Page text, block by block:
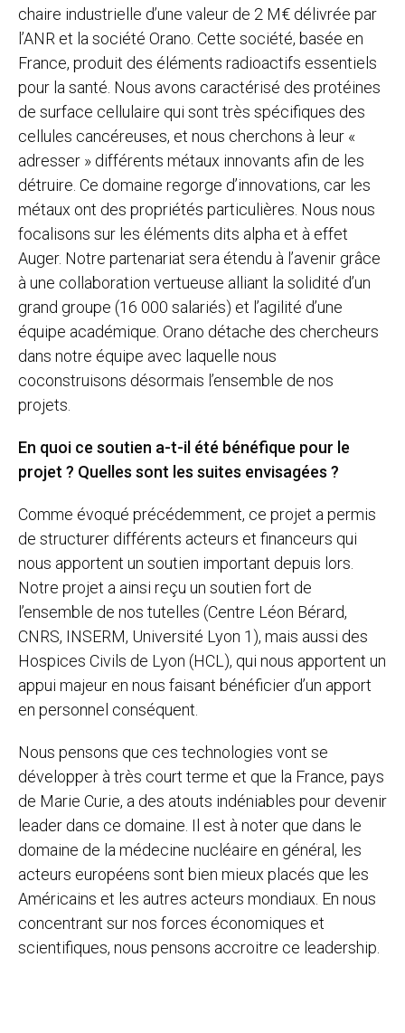
chaire industrielle d’une valeur de 2 M€ délivrée par
l’ANR et la société Orano. Cette société, basée en
France, produit des éléments radioactifs essentiels
pour la santé. Nous avons caractérisé des protéines
de surface cellulaire qui sont très spécifiques des
cellules cancéreuses, et nous cherchons à leur «
adresser » différents métaux innovants afin de les
détruire. Ce domaine regorge d’innovations, car les
métaux ont des propriétés particulières. Nous nous
focalisons sur les éléments dits alpha et à effet
Auger. Notre partenariat sera étendu à l’avenir grâce
à une collaboration vertueuse alliant la solidité d’un
grand groupe (16 000 salariés) et l’agilité d’une
équipe académique. Orano détache des chercheurs
dans notre équipe avec laquelle nous
coconstruisons désormais l’ensemble de nos
projets.
En quoi ce soutien a-t-il été bénéfique pour le
projet ? Quelles sont les suites envisagées ?
Comme évoqué précédemment, ce projet a permis
de structurer différents acteurs et financeurs qui
nous apportent un soutien important depuis lors.
Notre projet a ainsi reçu un soutien fort de
l’ensemble de nos tutelles (Centre Léon Bérard,
CNRS, INSERM, Université Lyon 1), mais aussi des
Hospices Civils de Lyon (HCL), qui nous apportent un
appui majeur en nous faisant bénéficier d’un apport
en personnel conséquent.
Nous pensons que ces technologies vont se
développer à très court terme et que la France, pays
de Marie Curie, a des atouts indéniables pour devenir
leader dans ce domaine. Il est à noter que dans le
domaine de la médecine nucléaire en général, les
acteurs européens sont bien mieux placés que les
Américains et les autres acteurs mondiaux. En nous
concentrant sur nos forces économiques et
scientifiques, nous pensons accroitre ce leadership.